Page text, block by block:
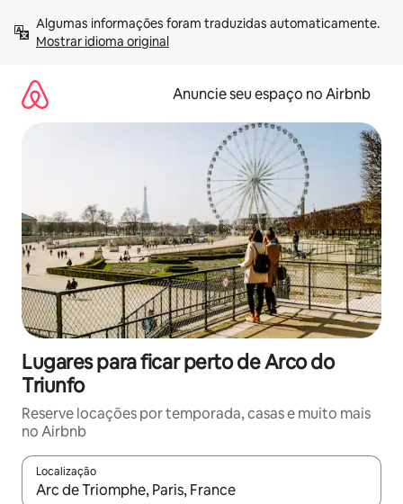
para
Mostrar idioma original
Anuncie seu espaço no Airbnb
Lugares para ficar perto de Arco do
Triunfo
Reserve locações por temporada, casas e muito mais
no Airbnb
Localização
Quando os resultados estiverem disponíveis, explore-os